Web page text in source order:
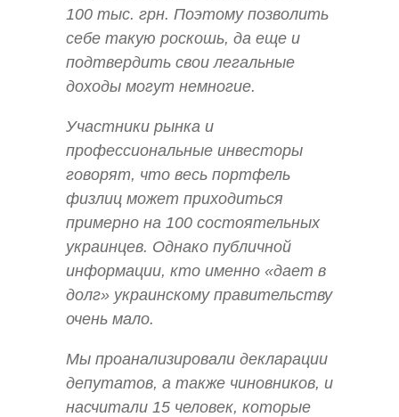
100 тыс. грн. Поэтому позволить
себе такую роскошь, да еще и
подтвердить свои легальные
доходы могут немногие.
Участники рынка и
профессиональные инвесторы
говорят, что весь портфель
физлиц может приходиться
примерно на 100 состоятельных
украинцев. Однако публичной
информации, кто именно «дает в
долг» украинскому правительству
очень мало.
Мы проанализировали декларации
депутатов, а также чиновников, и
насчитали 15 человек, которые